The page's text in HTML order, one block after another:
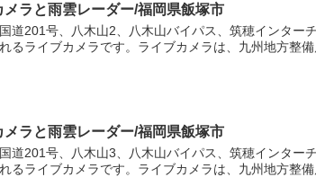
8
ラと雨雲レーダー/福岡県飯塚市
道201号、八木山2、八木山バイパス、筑穂インター
るライブカメラです。ライブカメラは、九州地方整備
ラと雨雲レーダー/福岡県飯塚市
道201号、八木山3、八木山バイパス、筑穂インター
るライブカメラです。ライブカメラは、九州地方整備